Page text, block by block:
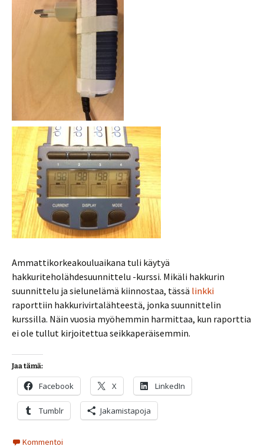
Ammattikorkeakouluaikana tuli käytyä
hakkuriteholähdesuunnittelu -kurssi. Mikäli hakkurin
suunnittelu ja sielunelämä kiinnostaa, tässä linkki
raporttiin hakkurivirtalähteestä, jonka suunnittelin
kurssilla. Näin vuosia myöhemmin harmittaa, kun raporttia
ei ole tullut kirjoitettua seikkaperäisemmin.
Jaa tämä:
Facebook X LinkedIn
Tumblr Jakamistapoja
Kommentoi